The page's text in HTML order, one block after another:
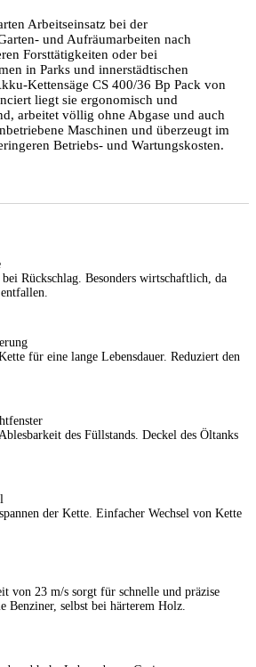
Arbeitseinsatz bei der
und Aufräumarbeiten nach
Forsttätigkeiten oder bei
in Parks und innerstädtischen
Kettensäge CS 400/36 Bp Pack von
liegt sie ergonomisch und
arbeitet völlig ohne Abgase und auch
Maschinen und überzeugt im
Betriebs- und Wartungskosten.
Rückschlag. Besonders wirtschaftlich, da
für eine lange Lebensdauer. Reduziert den
des Füllstands. Deckel des Öltanks
der Kette. Einfacher Wechsel von Kette
von 23 m/s sorgt für schnelle und präzise
Benziner, selbst bei härterem Holz.